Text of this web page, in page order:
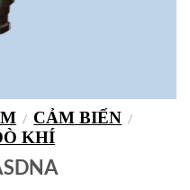
/ CẢM BIẾN /
KHÍ